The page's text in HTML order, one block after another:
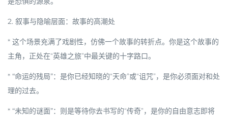
2. 叙事与隐喻层面：故事的高潮处
* 这个场景充满了戏剧性，仿佛一个故事的转折点。你是这个故事的
主角，正处在“英雄之旅”中最关键的十字路口。
* “命运的残局”：是你已经知晓的“天命”或“诅咒”，是你必须面对和处
理的过去。
* “未知的谜面”：则是等待你去书写的“传奇”，是你的自由意志即将